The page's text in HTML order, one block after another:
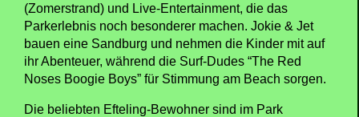
(Zomerstrand) und Live-Entertainment, die das
Parkerlebnis noch besonderer machen. Jokie & Jet
bauen eine Sandburg und nehmen die Kinder mit auf
ihr Abenteuer, während die Surf-Dudes “The Red
Noses Boogie Boys” für Stimmung am Beach sorgen.
Die beliebten Efteling-Bewohner sind im Park